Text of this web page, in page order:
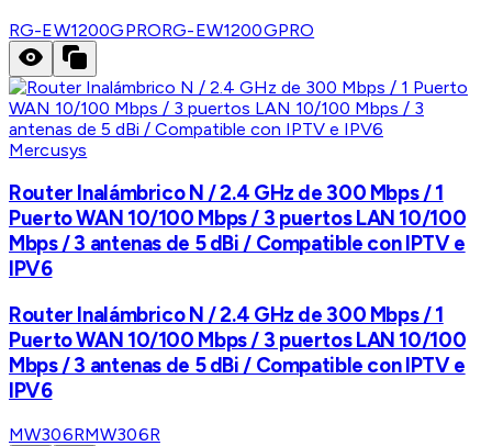
RG-EW1200GPRORG-EW1200GPRO
Mercusys
Router Inalámbrico N / 2.4 GHz de 300 Mbps / 1
Puerto WAN 10/100 Mbps / 3 puertos LAN 10/100
Mbps / 3 antenas de 5 dBi / Compatible con IPTV e
IPV6
Router Inalámbrico N / 2.4 GHz de 300 Mbps / 1
Puerto WAN 10/100 Mbps / 3 puertos LAN 10/100
Mbps / 3 antenas de 5 dBi / Compatible con IPTV e
IPV6
MW306RMW306R